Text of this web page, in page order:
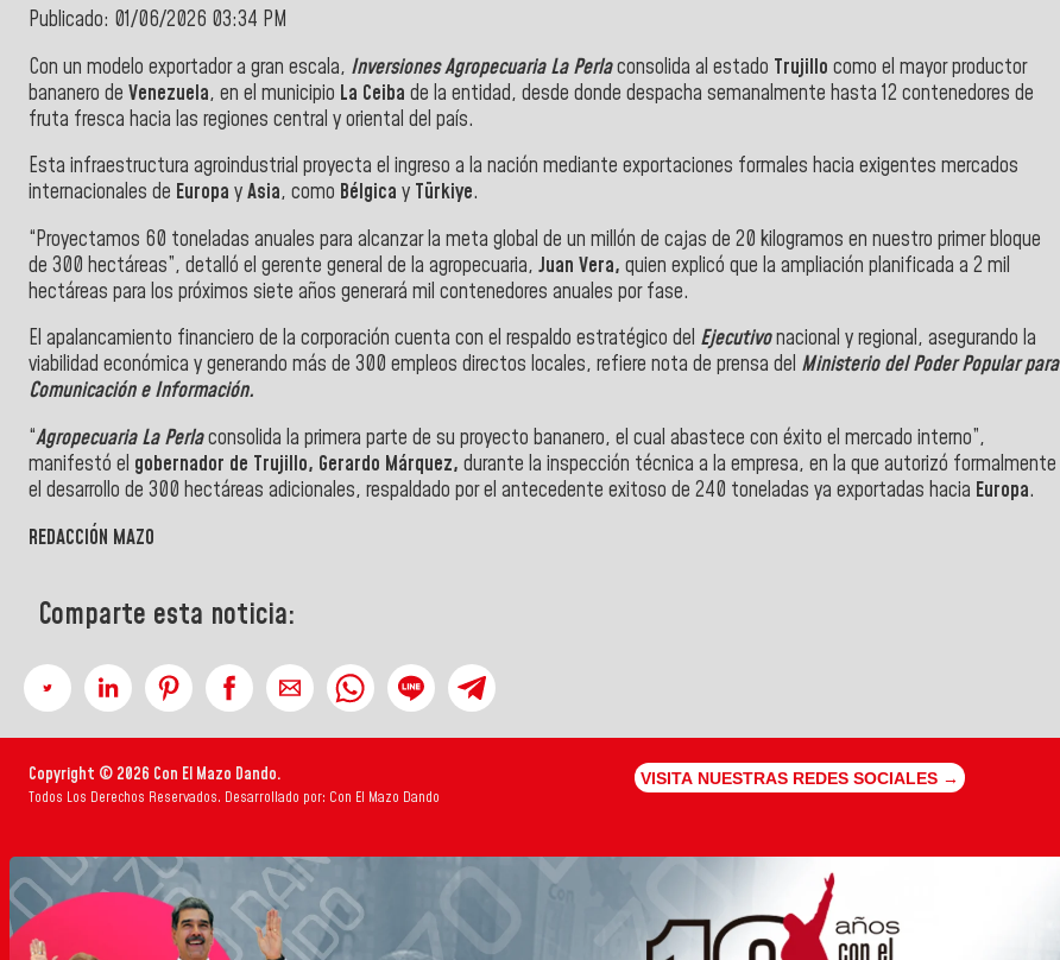
Publicado: 01/06/2026 03:34 PM
Con un modelo exportador a gran escala, Inversiones Agropecuaria La Perlaconsolida al estado Trujillo como el mayor productor
bananero de Venezuela, en el municipio La Ceiba de la entidad, desde donde despacha semanalmente hasta 12 contenedores de
fruta fresca hacia las regiones central y oriental del país.
Esta infraestructura agroindustrial proyecta el ingreso a la nación mediante exportaciones formales hacia exigentes mercados
internacionales de Europa yAsia, como Bélgica y Türkiye.
“Proyectamos 60 toneladas anuales para alcanzar la meta global de un millón de cajas de 20 kilogramos en nuestro primer bloque
de 300 hectáreas”, detalló el gerente general de la agropecuaria, Juan Vera, quien explicó que la ampliación planificada a 2 mil
hectáreas para los próximos siete años generará mil contenedores anuales por fase.
El apalancamiento financiero de la corporación cuenta con el respaldo estratégico del Ejecutivonacional y regional, asegurando la
viabilidad económica y generando más de 300 empleos directos locales, refiere nota de prensa del Ministerio del Poder Popular para
Comunicación e Información.
“Agropecuaria La Perlaconsolida la primera parte de su proyecto bananero, el cual abastece con éxito el mercado interno”,
manifestó el gobernador de Trujillo, Gerardo Márquez, durante la inspección técnica a la empresa, en la que autorizó formalmente
el desarrollo de 300 hectáreas adicionales, respaldado por el antecedente exitoso de 240 toneladas ya exportadas hacia Europa.
REDACCIÓN MAZO
Comparte esta noticia:
Copyright © 2026 Con El Mazo Dando.
Todos Los Derechos Reservados. Desarrollado por: Con El Mazo Dando
VISITA NUESTRAS REDES SOCIALES →